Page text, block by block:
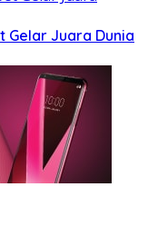
Gelar Juara Dunia